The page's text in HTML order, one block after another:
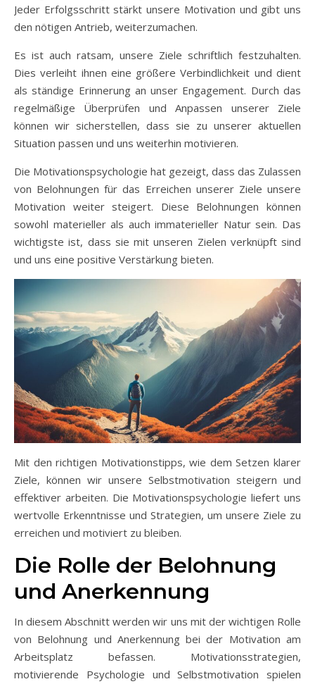
Jeder Erfolgsschritt stärkt unsere Motivation und gibt uns
den nötigen Antrieb, weiterzumachen.
Es ist auch ratsam, unsere Ziele schriftlich festzuhalten.
Dies verleiht ihnen eine größere Verbindlichkeit und dient
als ständige Erinnerung an unser Engagement. Durch das
regelmäßige Überprüfen und Anpassen unserer Ziele
können wir sicherstellen, dass sie zu unserer aktuellen
Situation passen und uns weiterhin motivieren.
Die Motivationspsychologie hat gezeigt, dass das Zulassen
von Belohnungen für das Erreichen unserer Ziele unsere
Motivation weiter steigert. Diese Belohnungen können
sowohl materieller als auch immaterieller Natur sein. Das
wichtigste ist, dass sie mit unseren Zielen verknüpft sind
und uns eine positive Verstärkung bieten.
Mit den richtigen Motivationstipps, wie dem Setzen klarer
Ziele, können wir unsere Selbstmotivation steigern und
effektiver arbeiten. Die Motivationspsychologie liefert uns
wertvolle Erkenntnisse und Strategien, um unsere Ziele zu
erreichen und motiviert zu bleiben.
Die Rolle der Belohnung
und Anerkennung
In diesem Abschnitt werden wir uns mit der wichtigen Rolle
von Belohnung und Anerkennung bei der Motivation am
Arbeitsplatz befassen. Motivationsstrategien,
motivierende Psychologie und Selbstmotivation spielen